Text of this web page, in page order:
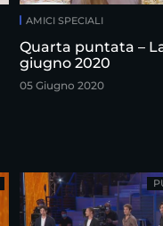
AMICI SPECIALI
Quarta puntata – La
giugno 2020
05 Giugno 2020